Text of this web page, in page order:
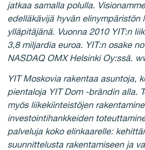
jatkaa samalla polulla.
edelläkävijä hyvän elinympäristön
ylläpitäjänä. Vuonna 2010 YIT:n
3,8 miljardia euroa. YIT:n osake
NASDAQ OMX Helsinki Oy:ssä.
YIT Moskovia rakentaa asuntoja,
pientaloja YIT Dom -brändin alla.
myös liikekiinteistöjen
investointihankkeiden
palveluja koko elinkaarelle:
suunnittelusta rakentamiseen ja